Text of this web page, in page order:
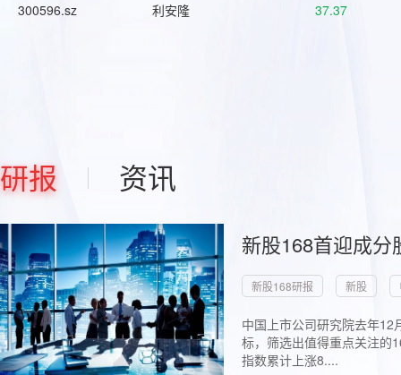
300596.sz 利安隆 37.37
研报 资讯
新股168首迎成
新股168研报 新股
中国上市公司研究院去年
标，筛选出值得重点关注的
指数累计上涨8....